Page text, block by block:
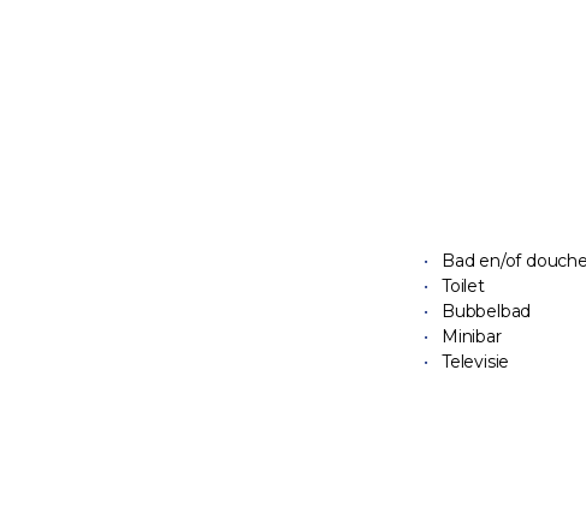
Bad en/of douche
Toilet
Bubbelbad
Minibar
Televisie